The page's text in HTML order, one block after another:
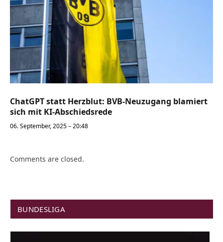
ChatGPT statt Herzblut: BVB-Neuzugang blamiert
sich mit KI-Abschiedsrede
06. September, 2025 – 20:48
Comments are closed.
BUNDESLIGA